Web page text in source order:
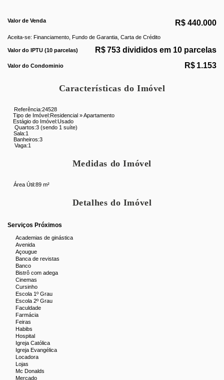
R$ 440.000
Valor de Venda
Aceita-se: Financiamento, Fundo de Garantia, Carta de Crédito
Valor do IPTU (10 parcelas) R$753 divididos em 10 parcelas
Valor do Condominio R$ 1.153
Características do Imóvel
Referência:24528
Tipo de Imóvel:Residencial »Apartamento
Estágio do Imóvel:Usado
Quartos:3 (sendo 1 suíte)
Sala:1
Banheiros:3
Vaga:1
Medidas do Imóvel
Área Útil:89 m²
Detalhes do Imóvel
Serviços Próximos
Academias de ginástica
Avenida
Açougue
Banca de revistas
Banco
Bistrô com adega
Cinemas
Cursinho
Escola 1º Grau
Escola 2º Grau
Faculdade
Farmácia
Feiras
Habibs
Hospital
Igreja Católica
Igreja Evangélica
Locadora
Lojas
Mc Donalds
Mercado